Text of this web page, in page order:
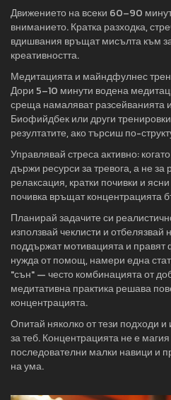
Движението на всеки 60–90
вниманието. Кратка разходка,
вдишвания връщат мисълта към
креативността.
Медитацията и майндфулнес
Дори 5–10 минути водена
среща намаляват разсейванията
Биофийдбек или други
резултатите, ако търсиш по-
Управлявай стреса активно:
държи ресурси за тревога, а не за
релаксация, кратки почивки и
почивка връщат концентрацията
Планирай задачите си
използвай чеклисти и
поддържат мотивацията и
нужда от помощ, намери една
"сън" — често комбинацията от
медитативна практика решава
концентрацията.
Опитай няколко от тези подходи и
за теб. Концентрацията не е
последователни малки навици и
на ума.